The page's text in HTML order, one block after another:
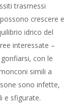
trasmessi
crescere e
idrico del
interessate –
con le
simili a
sono infette,
e sfigurate.